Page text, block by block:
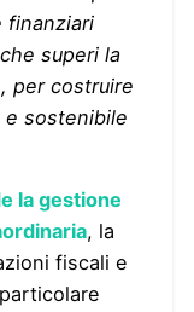
finanziari
superi la
per costruire
e sostenibile
la gestione
, la
fiscali e